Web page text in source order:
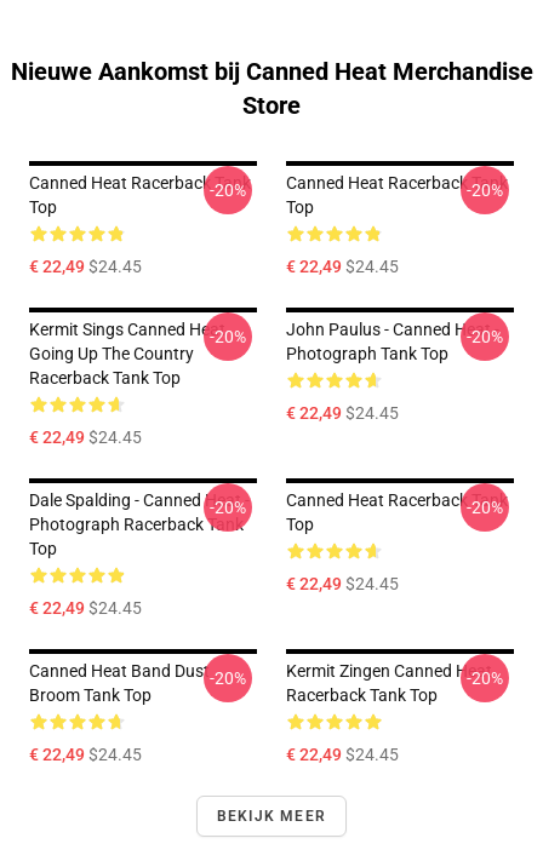
Nieuwe Aankomst bij Canned Heat Merchandise
Store
Canned Heat Racerback Tank
Top
€ 22,49$24.45
-20%
Canned Heat Racerback Tank
Top
€ 22,49$24.45
-20%
Kermit Sings Canned Heat
Going Up The Country
Racerback Tank Top
€ 22,49$24.45
-20%
John Paulus - Canned Heat -
Photograph Tank Top
€ 22,49$24.45
-20%
Dale Spalding - Canned Heat -
Photograph Racerback Tank
Top
€ 22,49$24.45
-20%
Canned Heat Racerback Tank
Top
€ 22,49$24.45
-20%
Canned Heat Band Dust
Broom Tank Top
€ 22,49$24.45
-20%
Kermit Zingen Canned Heat
Racerback Tank Top
€ 22,49$24.45
-20%
BEKIJK MEER